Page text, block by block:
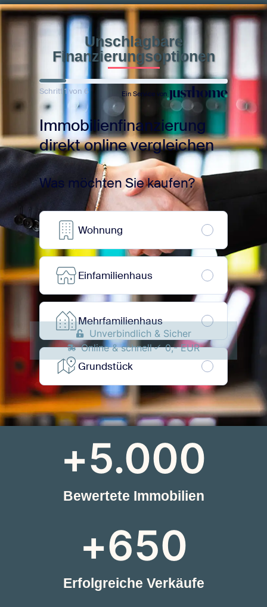
Unschlagbare
Finanzierungsoptionen
Unverbindlich & Sicher
Online & schnell
0,- EUR
Bewertete Immobilien
+5.000
Erfolgreiche Verkäufe
+650